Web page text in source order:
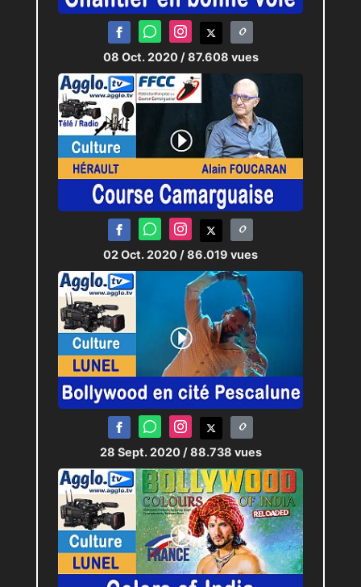
08 Oct. 2020 / 87.608 vues
02 Oct. 2020 / 86.019 vues
28 Sept. 2020 / 88.738 vues